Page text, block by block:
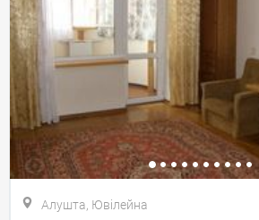
Алушта, Ювілейна